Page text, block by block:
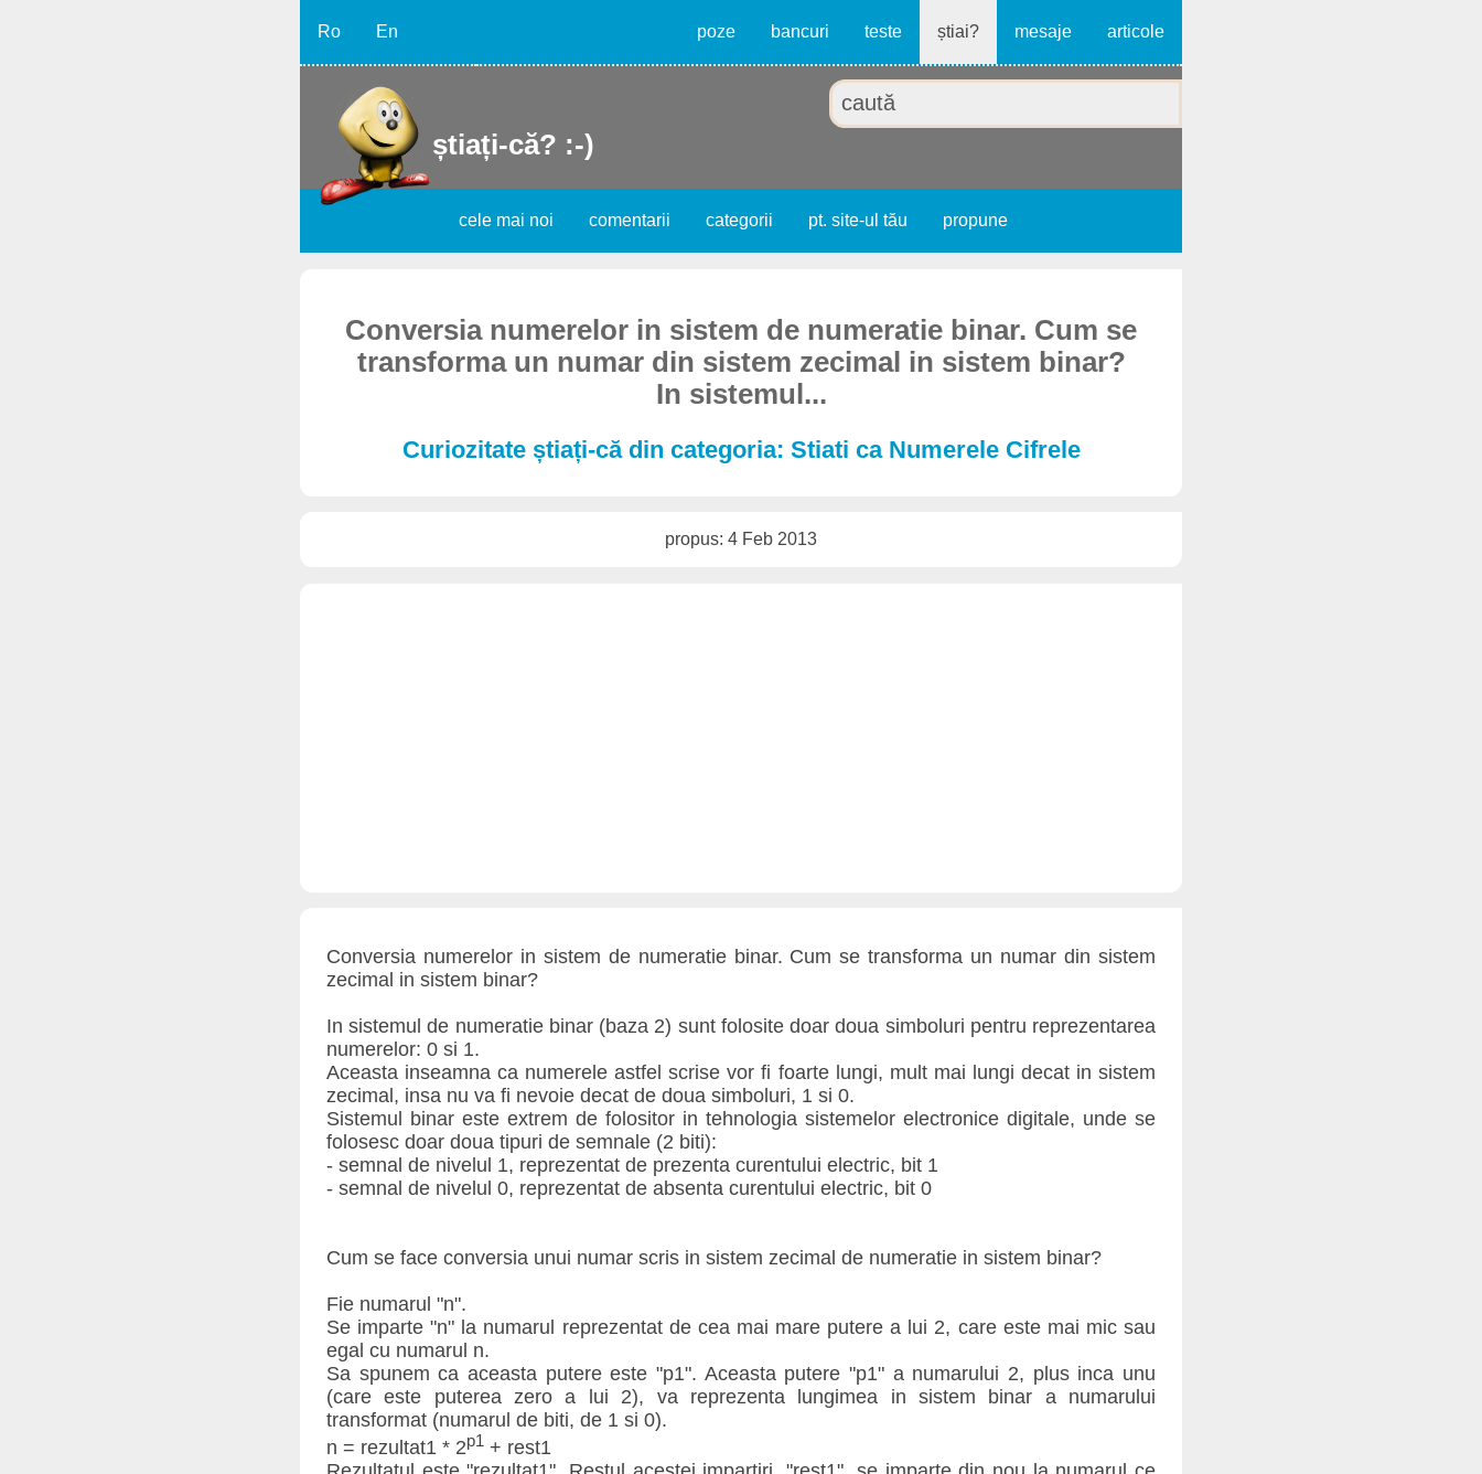
Ro En poze bancuri teste știai? mesaje articole
știați-că? :-)
cele mai noi comentarii categorii pt. site-ul tău propune
Conversia numerelor in sistem de numeratie binar. Cum se
transforma un numar din sistem zecimal in sistem binar?
In sistemul...
Curiozitate știați-că din categoria: Stiati ca Numerele Cifrele
propus: 4 Feb 2013
Conversia numerelor in sistem de numeratie binar. Cum se transforma un numar din sistem
zecimal in sistem binar?
In sistemul de numeratie binar (baza 2) sunt folosite doar doua simboluri pentru reprezentarea
numerelor: 0 si 1.
Aceasta inseamna ca numerele astfel scrise vor fi foarte lungi, mult mai lungi decat in sistem
zecimal, insa nu va fi nevoie decat de doua simboluri, 1 si 0.
Sistemul binar este extrem de folositor in tehnologia sistemelor electronice digitale, unde se
folosesc doar doua tipuri de semnale (2 biti):
- semnal de nivelul 1, reprezentat de prezenta curentului electric, bit 1
- semnal de nivelul 0, reprezentat de absenta curentului electric, bit 0
Cum se face conversia unui numar scris in sistem zecimal de numeratie in sistem binar?
Fie numarul "n".
Se imparte "n" la numarul reprezentat de cea mai mare putere a lui 2, care este mai mic sau
egal cu numarul n.
Sa spunem ca aceasta putere este "p1". Aceasta putere "p1" a numarului 2, plus inca unu
(care este puterea zero a lui 2), va reprezenta lungimea in sistem binar a numarului
transformat (numarul de biti, de 1 si 0).
n = rezultat1 * 2p1 + rest1